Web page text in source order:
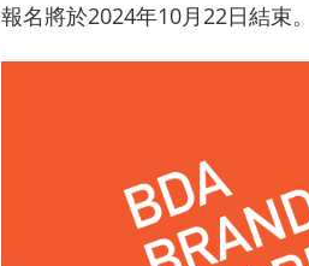
報名將於2024年10月22日結束